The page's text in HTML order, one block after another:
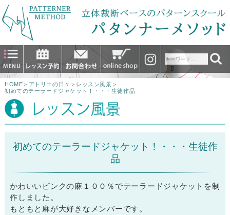
HOME ＞ アトリエの日々 ＞ レッスン風景 ＞
初めてのテーラードジャケット！・・・生徒作品
初めてのテーラードジャケット！・・・生徒作
品
かわいいピンクの麻１００％でテーラードジャケットを制
作しました。
もともと麻が大好きなメンバーです。